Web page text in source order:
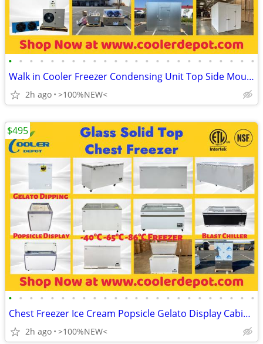
• • • • • • • • • • • • • • • • • • • • • • • •
Walk in Cooler Freezer Condensing Unit Top Side Mounted Refrigeration
2h ago >100%NEW<
• • • • • • • • • • • • • • • • • • • • • • • •
Chest Freezer Ice Cream Popsicle Gelato Display Cabinet 🔥 BRA
2h ago >100%NEW<
$495